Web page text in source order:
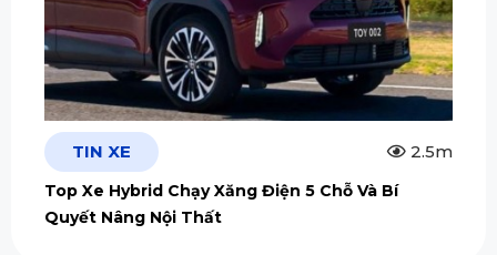
TIN XE 2.5m
Top Xe Hybrid Chạy Xăng Điện 5 Chỗ Và Bí
Quyết Nâng Nội Thất